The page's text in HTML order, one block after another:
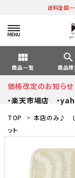
送料全国
view_module
商品一覧
search
商品検
価格改定のお知らせ
・楽天市場店
・
TOP > 本店のみ♪
ット